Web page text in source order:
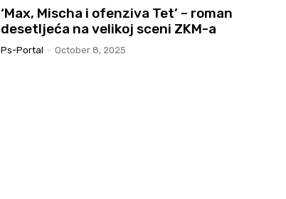
‘Max, Mischa i ofenziva Tet’ – roman
desetljeća na velikoj sceni ZKM-a
Ps-Portal - October 8, 2025